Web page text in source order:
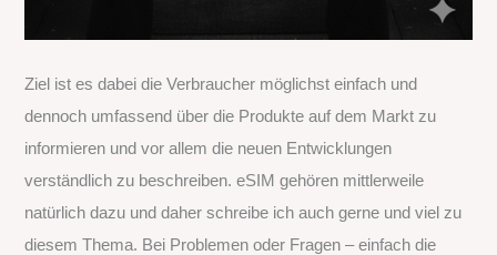
Ziel ist es dabei die Verbraucher möglichst einfach und
dennoch umfassend über die Produkte auf dem Markt zu
informieren und vor allem die neuen Entwicklungen
verständlich zu beschreiben. eSIM gehören mittlerweile
natürlich dazu und daher schreibe ich auch gerne und viel zu
diesem Thema. Bei Problemen oder Fragen – einfach die